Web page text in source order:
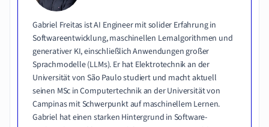
Gabriel Freitas ist AI Engineer mit solider Erfahrung in
Softwareentwicklung, maschinellen Lernalgorithmen und
generativer KI, einschließlich Anwendungen großer
Sprachmodelle (LLMs). Er hat Elektrotechnik an der
Universität von São Paulo studiert und macht aktuell
seinen MSc in Computertechnik an der Universität von
Campinas mit Schwerpunkt auf maschinellem Lernen.
Gabriel hat einen starken Hintergrund in Software-